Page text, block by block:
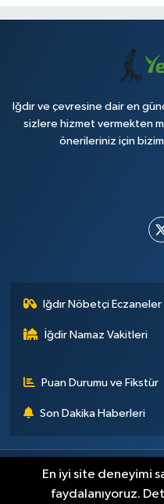
Iğdır ve çevresine dair en
sizlere hizmet vermekten
önerileriniz için
Iğdır Nöbetçi Eczaneler
İğdir Namaz Vakitleri
Puan Durumu ve Fikstür
Son Dakika Haberleri
Künye İletişim
En iyi site deneyimi
faydalanıyoruz.